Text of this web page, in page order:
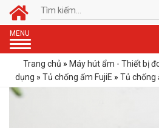
Toggle
navigation
MENU
Trang chủ » Máy hút ẩm - Thiết bị
dụng » Tủ chống ẩm FujiE » Tủ chống